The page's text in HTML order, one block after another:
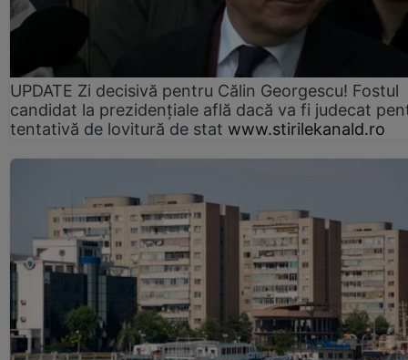
UPDATE Zi decisivă pentru Călin Georgescu! Fostul
candidat la prezidențiale află dacă va fi judecat
tentativă de lovitură de stat www.stirilekanald.ro